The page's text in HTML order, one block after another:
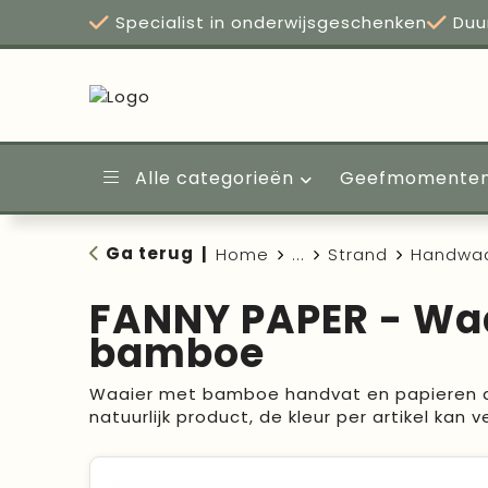
Specialist in onderwijsgeschenken
Alle categorieën
Ga terug Home ... Strand
FANNY PAPER -
bamboe
Waaier met bamboe handvat en papieren
natuurlijk product, de kleur per artikel kan